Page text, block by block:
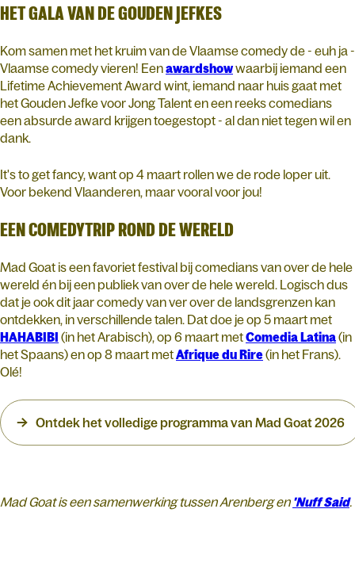
HET GALA VAN DE GOUDEN JEFKES
Kom samen met het kruim van de Vlaamse comedy de - euh ja -
Vlaamse comedy vieren! Eenawardshowwaarbij iemand een
Lifetime Achievement Award wint, iemand naar huis gaat met
het Gouden Jefke voor Jong Talent en een reeks comedians
een absurde award krijgen toegestopt - al dan niet tegen wil en
dank.
It's to get fancy, want op 4 maart rollen we de rode loper uit.
Voor bekend Vlaanderen, maar vooral voor jou!
EEN COMEDYTRIP ROND DE WERELD
Mad Goat is een favoriet festival bij comedians van over de hele
wereld én bij een publiek van over de hele wereld. Logisch dus
dat je ook dit jaar comedy van ver over de landsgrenzen kan
ontdekken, in verschillende talen. Dat doe je op 5 maart met
HAHABIBI (in het Arabisch), op 6 maart metComediaLatina(in
het Spaans) en op 8 maart metAfriqueduRire(in het Frans).
Olé!
Ontdek het volledige programma van Mad Goat 2026
Mad Goat is een samenwerking tussen Arenberg en 'Nuff Said.